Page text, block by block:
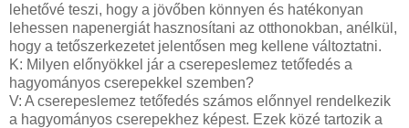
lehetővé teszi, hogy a jövőben könnyen és hatékonyan
lehessen napenergiát hasznosítani az otthonokban, anélkül,
hogy a tetőszerkezetet jelentősen meg kellene változtatni.
K: Milyen előnyökkel jár a cserepeslemez tetőfedés a
hagyományos cserepekkel szemben?
V: A cserepeslemez tetőfedés számos előnnyel rendelkezik
a hagyományos cserepekhez képest. Ezek közé tartozik a